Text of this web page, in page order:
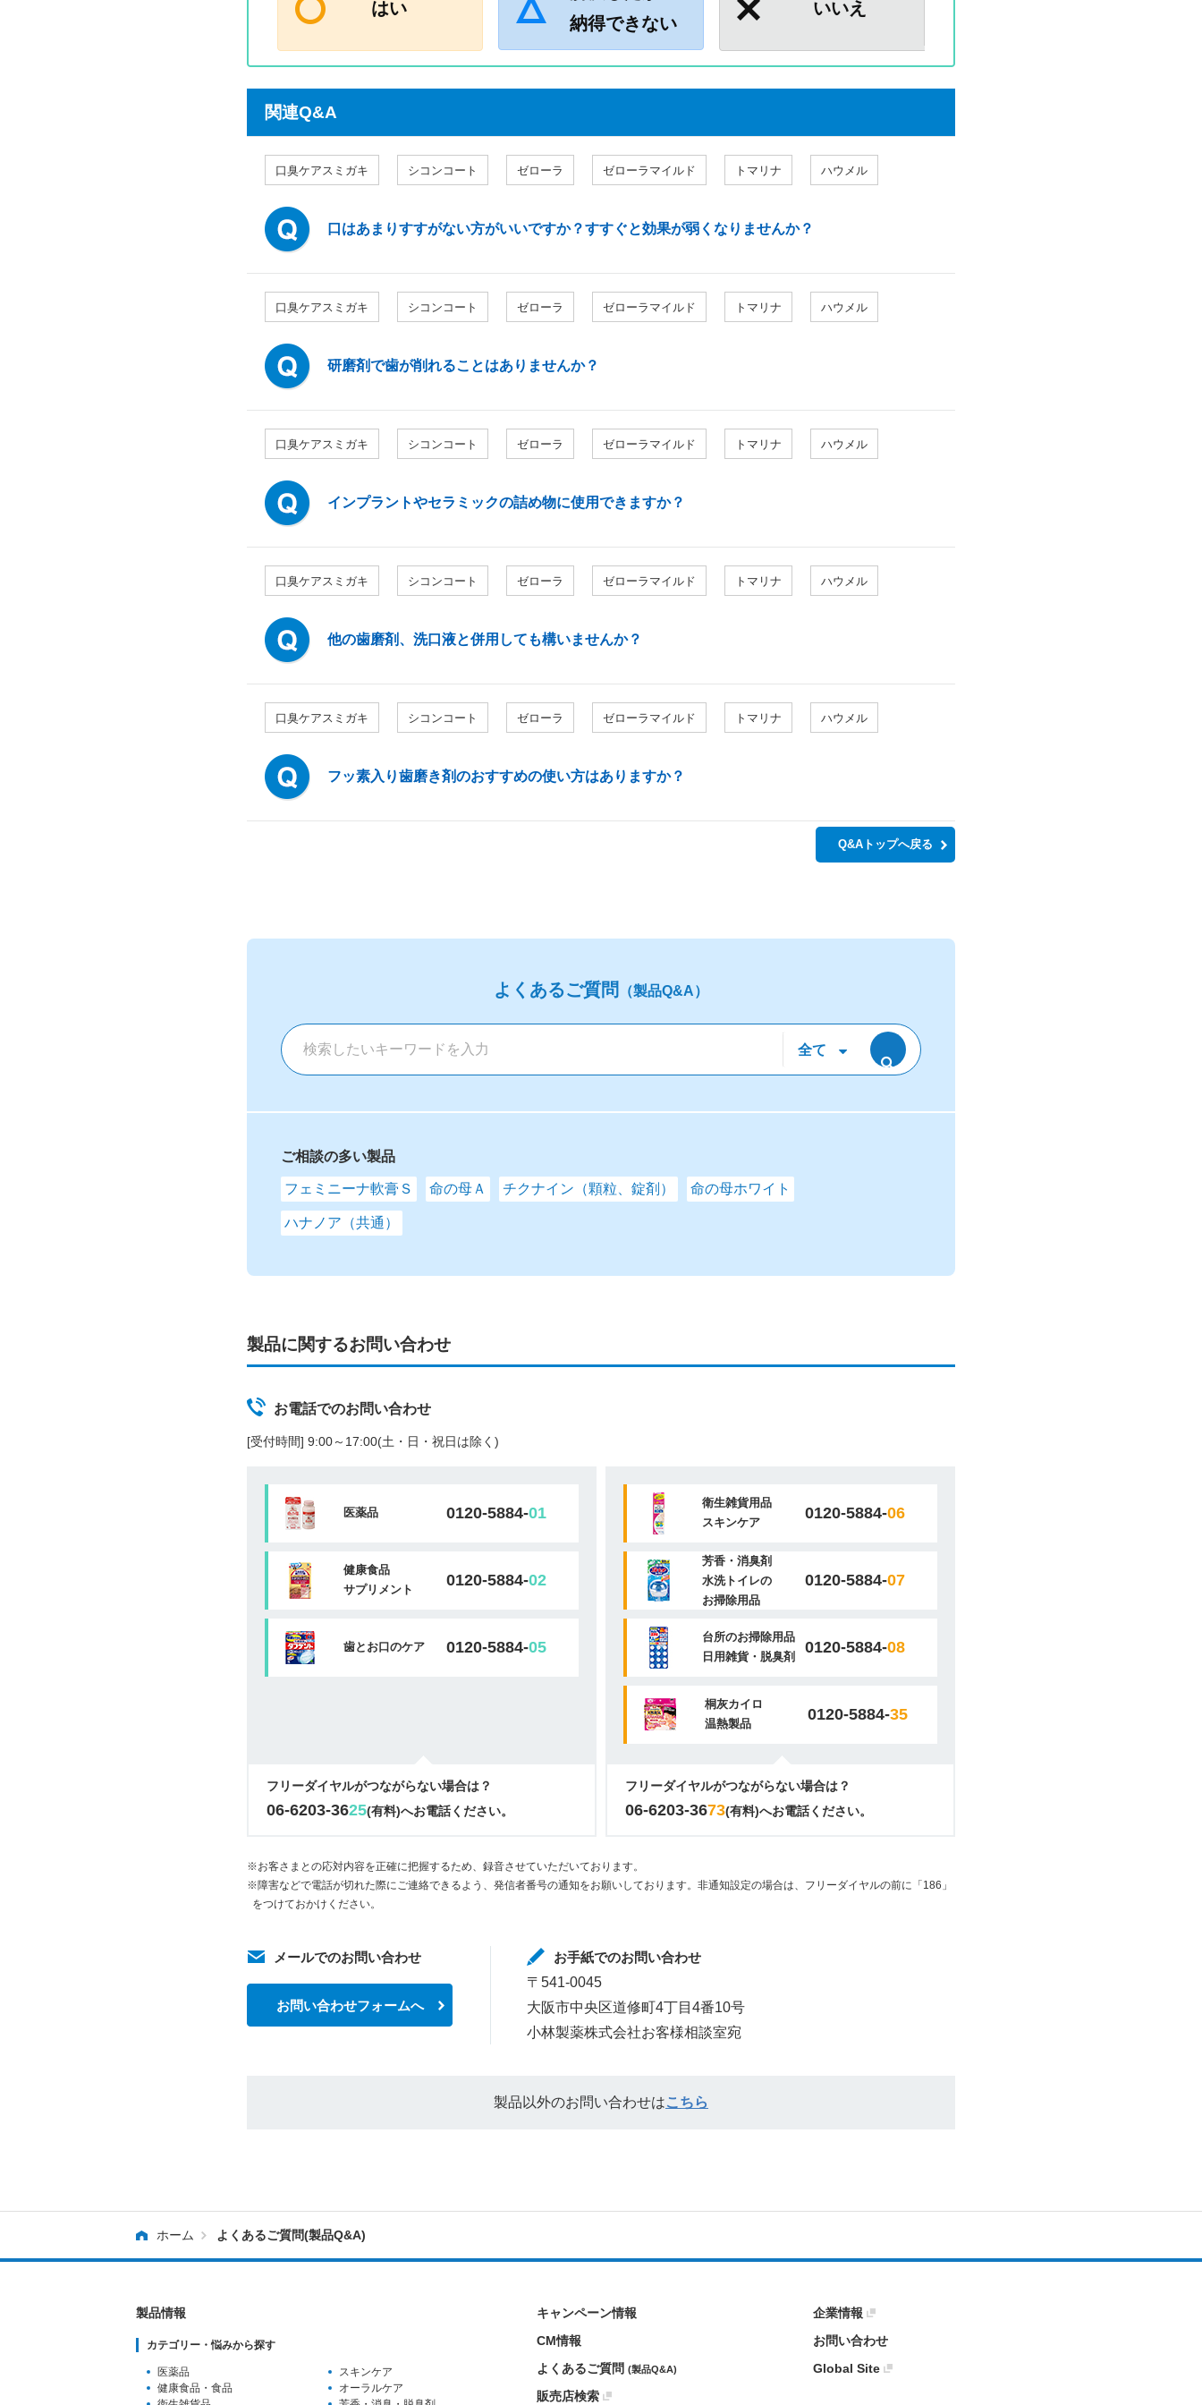
はい
納得できない
いいえ
関連Q&A
口臭ケアスミガキ シコンコート ゼローラ ゼローラマイルド トマリナ ハウメル
口はあまりすすがない方がいいですか？すすぐと効果が弱くなりませんか？
口臭ケアスミガキ シコンコート ゼローラ ゼローラマイルド トマリナ ハウメル
研磨剤で歯が削れることはありませんか？
口臭ケアスミガキ シコンコート ゼローラ ゼローラマイルド トマリナ ハウメル
インプラントやセラミックの詰め物に使用できますか？
口臭ケアスミガキ シコンコート ゼローラ ゼローラマイルド トマリナ ハウメル
他の歯磨剤、洗口液と併用しても構いませんか？
口臭ケアスミガキ シコンコート ゼローラ ゼローラマイルド トマリナ ハウメル
フッ素入り歯磨き剤のおすすめの使い方はありますか？
Q&Aトップへ戻る
よくあるご質問 （製品Q&A）
ご相談の多い製品
フェミニーナ軟膏Ｓ 命の母Ａ チクナイン（顆粒、錠剤） 命の母ホワイト
ハナノア（共通）
製品に関するお問い合わせ
お電話でのお問い合わせ
[受付時間] 9:00～17:00(土・日・祝日は除く)
医薬品 0120-5884-01
健康食品
サプリメント
0120-5884-02
歯とお口のケア 0120-5884-05
フリーダイヤルがつながらない場合は？
06-6203-3625(有料)へお電話ください。
衛生雑貨用品
スキンケア
0120-5884-06
芳香・消臭剤
水洗トイレの
お掃除用品
0120-5884-07
台所のお掃除用品
日用雑貨・脱臭剤
0120-5884-08
桐灰カイロ
温熱製品
0120-5884-35
フリーダイヤルがつながらない場合は？
06-6203-3673(有料)へお電話ください。
※お客さまとの応対内容を正確に把握するため、録音させていただいております。
※障害などで電話が切れた際にご連絡できるよう、発信者番号の通知をお願いしております。非通知設定の場合は、フリーダイヤルの前に「186」
をつけておかけください。
メールでのお問い合わせ
お問い合わせフォームへ
お手紙でのお問い合わせ
〒541-0045
大阪市中央区道修町4丁目4番10号
小林製薬株式会社お客様相談室宛
製品以外のお問い合わせはこちら
ホーム よくあるご質問(製品Q&A)
製品情報
カテゴリー・悩みから探す
医薬品
スキンケア
健康食品・食品
オーラルケア
キャンペーン情報
CM情報
よくあるご質問 (製品Q&A)
販売店検索
企業情報
お問い合わせ
Global Site